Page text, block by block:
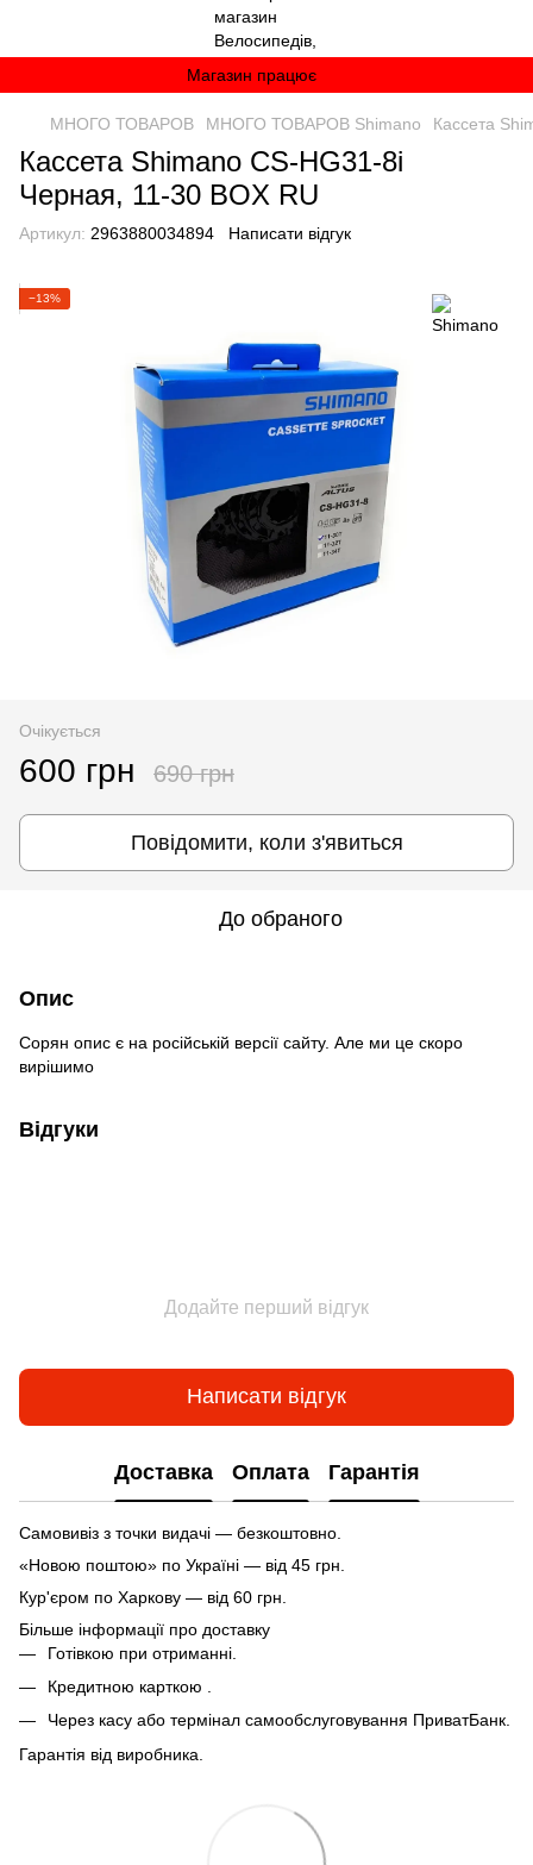
Магазин працює
МНОГО ТОВАРОВ МНОГО ТОВАРОВ Shimano Кассета
Кассета Shimano CS-HG31-8i
Черная, 11-30 BOX RU
Артикул: 2963880034894 Написати відгук
−13%
Очікується
600 грн 690 грн
Повідомити, коли з'явиться
До обраного
Опис
Сорян опис є на російській версії сайту. Але ми це скоро
вирішимо
Відгуки
Додайте перший відгук
Написати відгук
Доставка Оплата Гарантія
Самовивіз з точки видачі — безкоштовно.
«Новою поштою» по Україні — від 45 грн.
Кур'єром по Харкову — від 60 грн.
Більше інформації про доставку
Готівкою при отриманні.
Кредитною карткою .
Через касу або термінал самообслуговування ПриватБанк.
Гарантія від виробника.